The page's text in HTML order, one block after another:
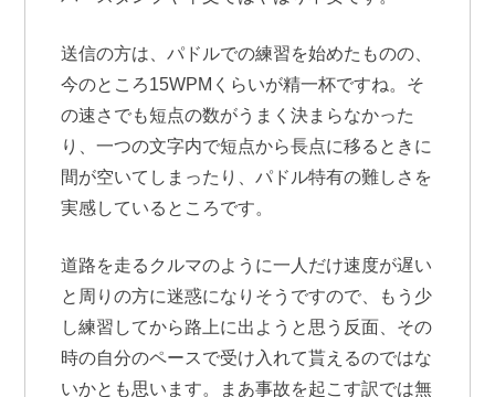
送信の方は、パドルでの練習を始めたものの、
今のところ15WPMくらいが精一杯ですね。そ
の速さでも短点の数がうまく決まらなかった
り、一つの文字内で短点から長点に移るときに
間が空いてしまったり、パドル特有の難しさを
実感しているところです。
道路を走るクルマのように一人だけ速度が遅い
と周りの方に迷惑になりそうですので、もう少
し練習してから路上に出ようと思う反面、その
時の自分のペースで受け入れて貰えるのではな
いかとも思います。まあ事故を起こす訳では無